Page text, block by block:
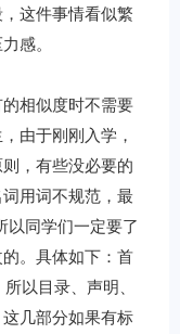
这件事情看似繁
感。
相似度时不需要
由于刚刚入学，
，有些没必要的
用词不规范，最
以同学们一定要了
。具体如下：首
以目录、声明、
几部分如果有标